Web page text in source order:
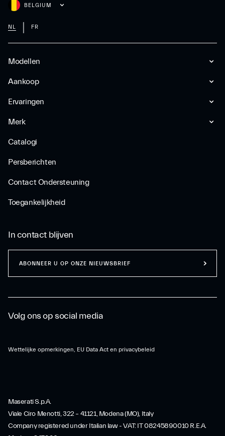
Modellen
Aankoop
Ervaringen
Merk
Catalogi
Persberichten
Contact Ondersteuning
Toegankelijkheid
BELGIUM
NL FR
Volg ons op social media
Wettelijke opmerkingen, EU Data Act en privacybeleid
In contact blijven
ABONNEER U OP ONZE NIEUWSBRIEF
Maserati S.p.A.
Viale Ciro Menotti, 322 – 41121, Modena (MO), Italy
Company registered under Italian law - VAT: IT 08245890010 R.E.A.